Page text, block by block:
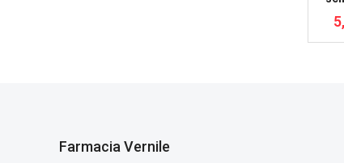
Farmacia Vernile